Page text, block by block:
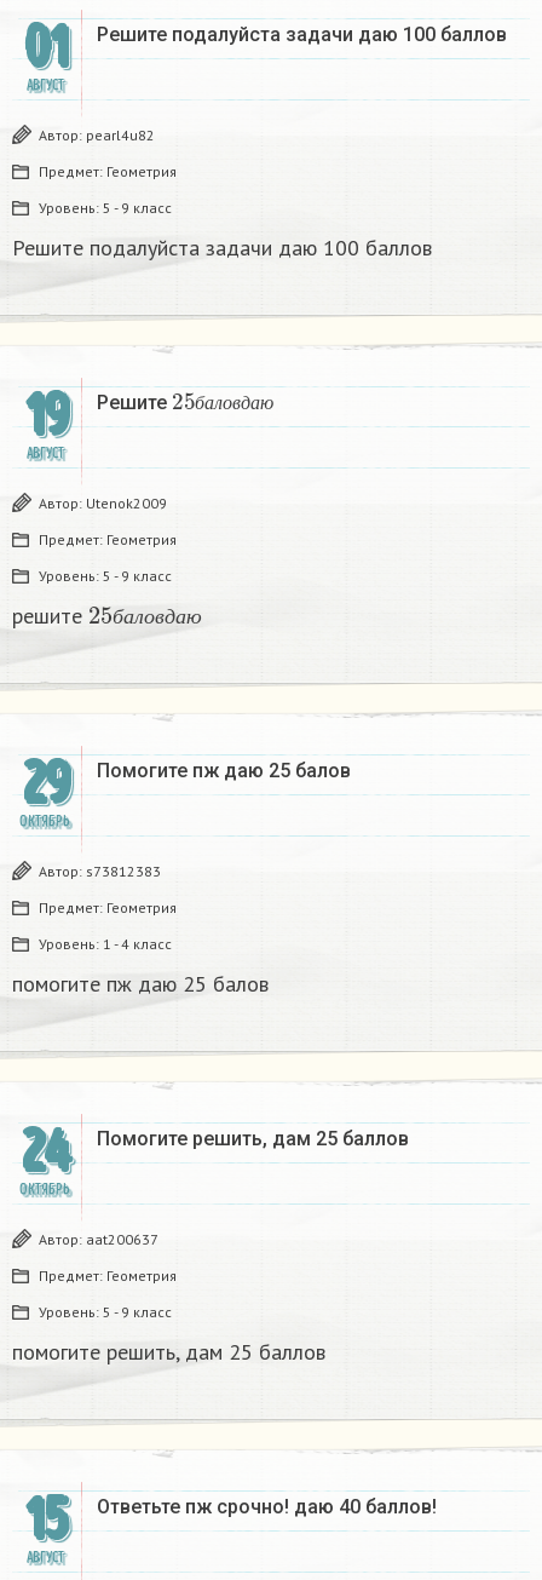
01
АВГУСТ
Решите подалуйста задачи даю 100 баллов
Автор: pearl4u82
Предмет: Геометрия
Уровень: 5 - 9 класс
Решите подалуйста задачи даю 100 баллов
19
АВГУСТ
Решите балов даю
25баловда ю
Автор: Utenok2009
Предмет: Геометрия
Уровень: 5 - 9 класс
решите бал ов даю
25
29
ОКТЯБРЬ
Помогите пж даю 25 балов​
Автор: s73812383
Предмет: Геометрия
Уровень: 1 - 4 класс
помогите пж даю 25 балов​
24
ОКТЯБРЬ
Помогите решить, дам 25 баллов
Автор: aat200637
Предмет: Геометрия
Уровень: 5 - 9 класс
помогите решить, дам 25 баллов
15
АВГУСТ
Ответьте пж срочно! даю 40 баллов!